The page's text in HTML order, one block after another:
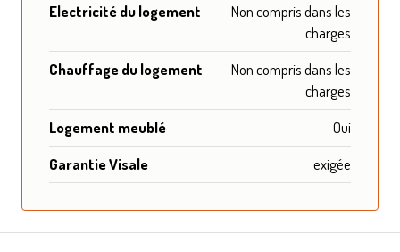
Electricité du logement
Non compris dans les
charges
Chauffage du logement
Non compris dans les
charges
Logement meublé
Oui
Garantie Visale
exigée